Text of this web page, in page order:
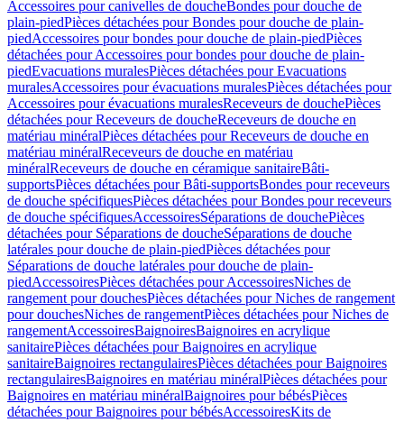
Accessoires pour canivelles de doucheBondes pour douche de
plain-piedPièces détachées pour Bondes pour douche de plain-
piedAccessoires pour bondes pour douche de plain-piedPièces
détachées pour Accessoires pour bondes pour douche de plain-
piedEvacuations muralesPièces détachées pour Evacuations
muralesAccessoires pour évacuations muralesPièces détachées pour
Accessoires pour évacuations muralesReceveurs de douchePièces
détachées pour Receveurs de doucheReceveurs de douche en
matériau minéralPièces détachées pour Receveurs de douche en
matériau minéralReceveurs de douche en matériau
minéralReceveurs de douche en céramique sanitaireBâti-
supportsPièces détachées pour Bâti-supportsBondes pour receveurs
de douche spécifiquesPièces détachées pour Bondes pour receveurs
de douche spécifiquesAccessoiresSéparations de douchePièces
détachées pour Séparations de doucheSéparations de douche
latérales pour douche de plain-piedPièces détachées pour
Séparations de douche latérales pour douche de plain-
piedAccessoiresPièces détachées pour AccessoiresNiches de
rangement pour douchesPièces détachées pour Niches de rangement
pour douchesNiches de rangementPièces détachées pour Niches de
rangementAccessoiresBaignoiresBaignoires en acrylique
sanitairePièces détachées pour Baignoires en acrylique
sanitaireBaignoires rectangulairesPièces détachées pour Baignoires
rectangulairesBaignoires en matériau minéralPièces détachées pour
Baignoires en matériau minéralBaignoires pour bébésPièces
détachées pour Baignoires pour bébésAccessoiresKits de